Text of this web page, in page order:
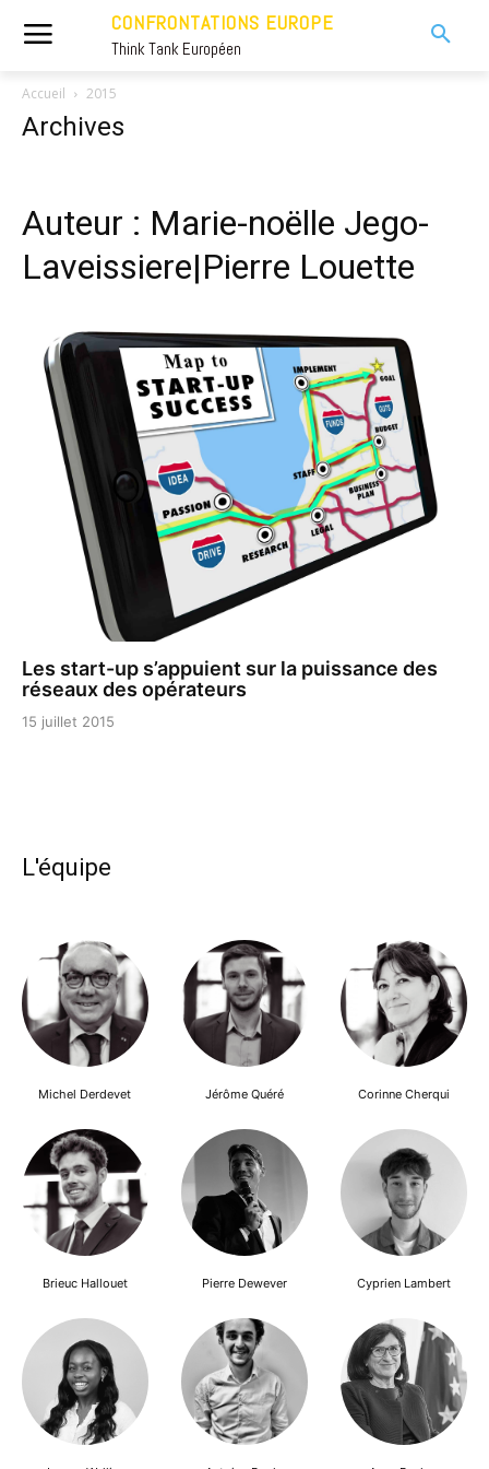
CONFRONTATIONS EUROPE
Think Tank Européen
Accueil 2015
Archives
Auteur : Marie-noëlle Jego-
Laveissiere|Pierre Louette
Les start-up s’appuient sur la puissance des
réseaux des opérateurs
15 juillet 2015
L'équipe
Michel Derdevet Jérôme Quéré Corinne Cherqui
Brieuc Hallouet Pierre Dewever Cyprien Lambert